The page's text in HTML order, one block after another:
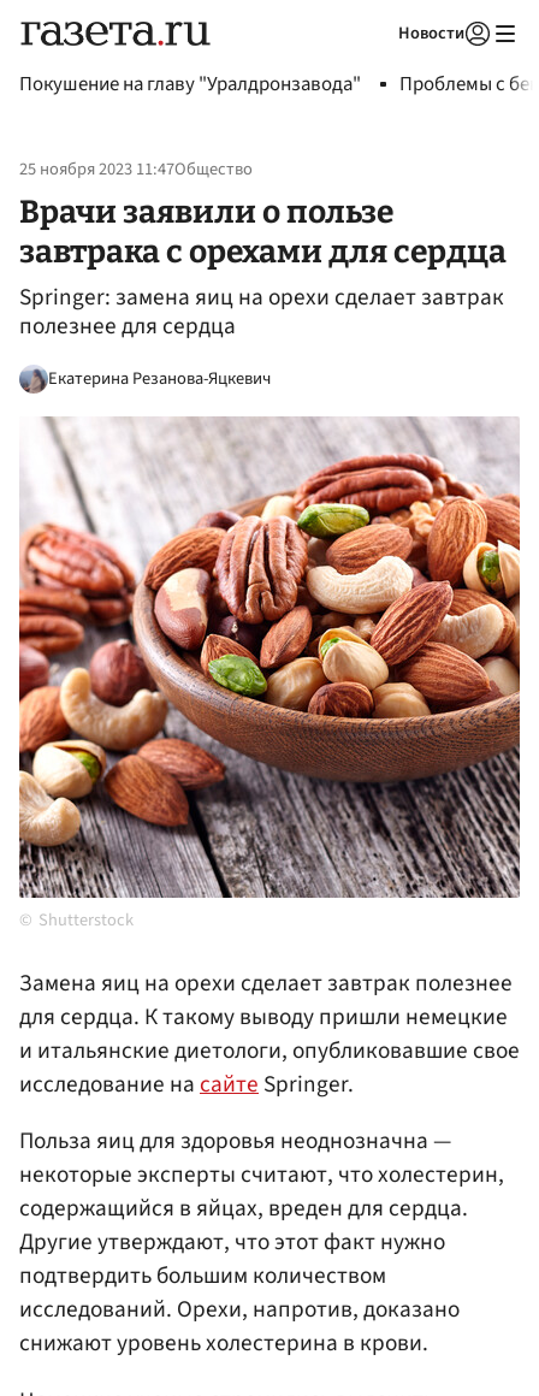
Новости
Покушение на главу "Уралдронзавода" Проблемы с
25 ноября 2023 11:47Общество
Врачи заявили о пользе
завтрака с орехами для сердца
Springer: замена яиц на орехи сделает завтрак
полезнее для сердца
Екатерина Резанова-Яцкевич
Shutterstock
Замена яиц на орехи сделает завтрак полезнее
для сердца. К такому выводу пришли немецкие
и итальянские диетологи, опубликовавшие свое
исследование насайтеSpringer.
Польза яиц для здоровья неоднозначна —
некоторые эксперты считают, что холестерин,
содержащийся в яйцах, вреден для сердца.
Другие утверждают, что этот факт нужно
подтвердить большим количеством
исследований. Орехи, напротив, доказано
снижают уровень холестерина в крови.